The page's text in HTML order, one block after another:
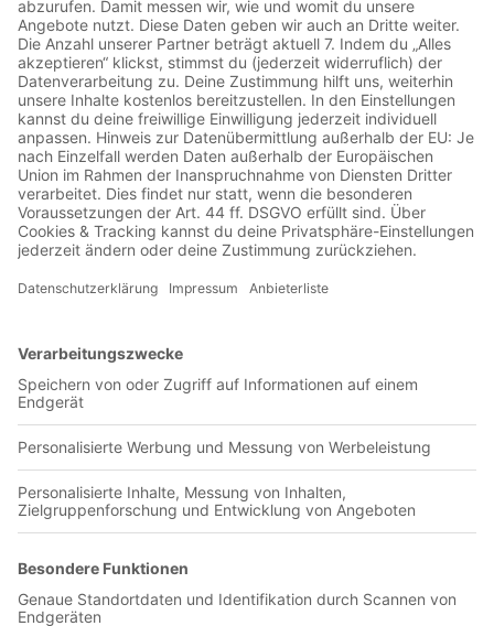
Unsere App ist in den offiziellen Stores verfügbar!
Jetzt herunterladen